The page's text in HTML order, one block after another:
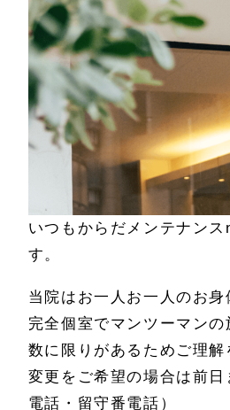
いつもからだメンテナン
す。
当院はお一人お一人のお
完全個室でマンツーマン
数に限りがあるためご理解
変更をご希望の場合は前
電話・留守番電話）